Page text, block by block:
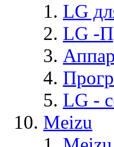
LG
LG -
LG -
Meizu